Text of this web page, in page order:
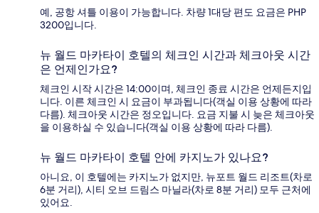
예, 공항 셔틀 이용이 가능합니다. 차량 1대당 편도 요금은 PHP
3200입니다.
뉴 월드 마카타이 호텔의 체크인 시간과 체크아웃 시간
은 언제인가요?
체크인 시작 시간은 14:00이며, 체크인 종료 시간은 언제든지입
니다. 이른 체크인 시 요금이 부과됩니다(객실 이용 상황에 따라
다름). 체크아웃 시간은 정오입니다. 요금 지불 시 늦은 체크아웃
을 이용하실 수 있습니다(객실 이용 상황에 따라 다름).
뉴 월드 마카타이 호텔 안에 카지노가 있나요?
아니요, 이 호텔에는 카지노가 없지만, 뉴포트 월드 리조트(차로
6분 거리), 시티 오브 드림스 마닐라(차로 8분 거리) 모두 근처에
있어요.